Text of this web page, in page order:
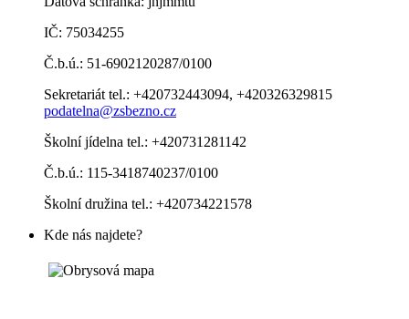
IČ: 75034255
Č.b.ú.: 51-6902120287/0100
Sekretariát tel.: +420732443094, +420326329815
podatelna@zsbezno.cz
Školní jídelna tel.: +420731281142
Č.b.ú.: 115-3418740237/0100
Školní družina tel.: +420734221578
Kde nás najdete?